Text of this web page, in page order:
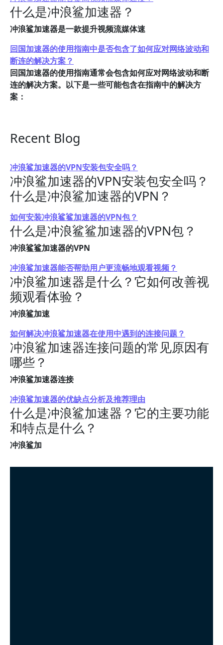
什么是冲浪鲨加速器？
冲浪鲨加速器是一款提升视频流媒体速
回国加速器的使用指南中是否包含了如何应对网络波动和
断连的解决方案？
回国加速器的使用指南通常会包含如何应对网络波动和断
连的解决方案。以下是一些可能包含在指南中的解决方
案：
Recent Blog
冲浪鲨加速器的VPN安装包安全吗？
冲浪鲨加速器的VPN安装包安全吗？
什么是冲浪鲨加速器的VPN？
如何安装冲浪鲨鲨加速器的VPN包？
什么是冲浪鲨鲨加速器的VPN包？
冲浪鲨鲨加速器的VPN
冲浪鲨加速器能否帮助用户更流畅地观看视频？
冲浪鲨加速器是什么？它如何改善视
频观看体验？
冲浪鲨加速
如何解决冲浪鲨加速器在使用中遇到的连接问题？
冲浪鲨加速器连接问题的常见原因有
哪些？
冲浪鲨加速器连接
冲浪鲨加速器的优缺点分析及推荐理由
什么是冲浪鲨加速器？它的主要功能
和特点是什么？
冲浪鲨加